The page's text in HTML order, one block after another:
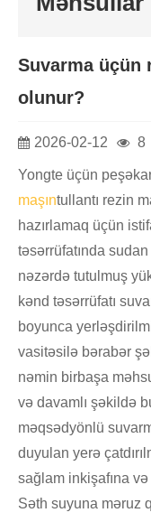
Suvarma üçün
olunur?
2026-02-12 8
Yongte üçün
maşıntullantı rezin
hazırlamaq üçün
təsərrüfatında
nəzərdə tutulmuş
kənd təsərrüfatı
boyunca
vasitəsilə bərabər
nəmin birbaşa
və davamlı şəkildə
məqsədyönlü
duyulan yerə
sağlam inkişafına
Səth suyuna məruz